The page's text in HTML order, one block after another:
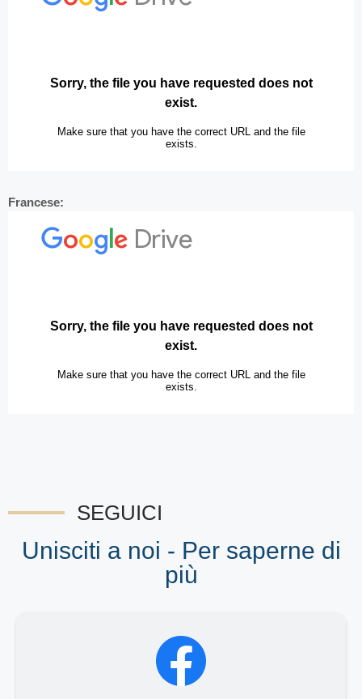
Francese:
SEGUICI
Unisciti a noi - Per saperne di
più